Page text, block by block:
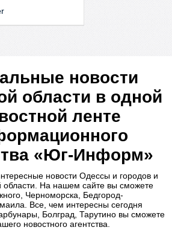
новости
области в одной
ленте
«Юг-Информ»
новости Одессы и городов и
области. На нашем сайте вы сможете
Черноморска, Бедгород-
Все, чем интересны сегодня
Болград, Тарутино вы сможете
новостного агентства.